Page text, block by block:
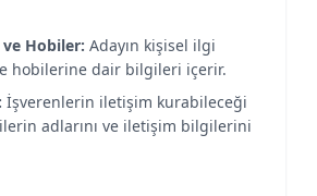
Hobiler: Adayın kişisel ilgi
hobilerine dair bilgileri içerir.
İşverenlerin iletişim kurabileceği
adlarını ve iletişim bilgilerini